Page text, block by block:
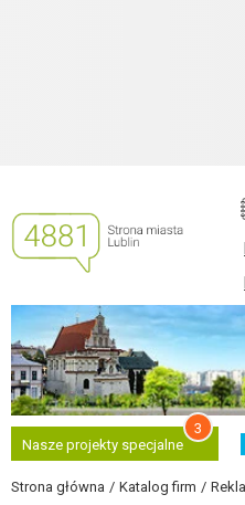
Nasze projekty specjalne
3
Strona główna Katalog firm